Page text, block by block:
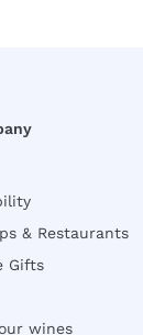
& Restaurants
Gifts
wines